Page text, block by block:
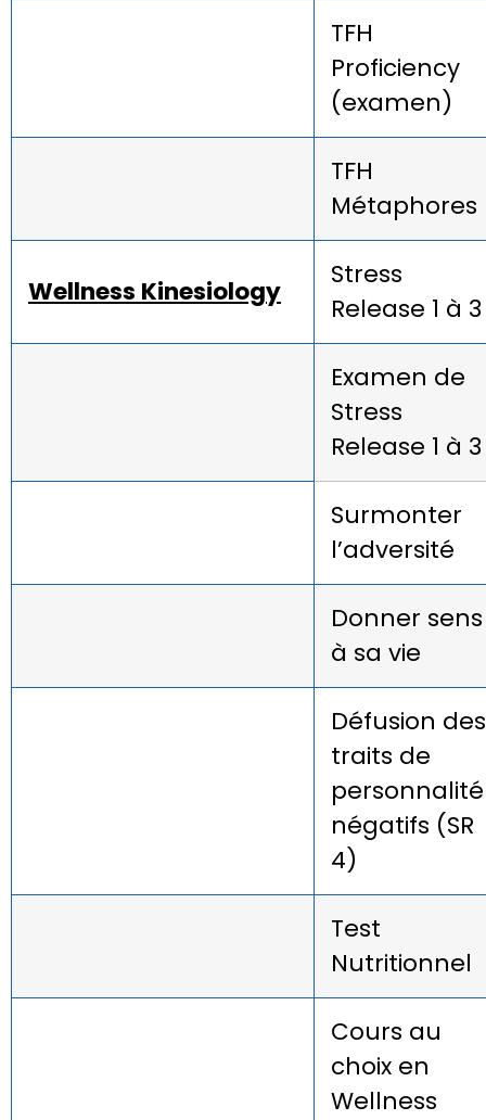
TFH
Proficiency
(examen)
TFH
Métaphores
Wellness Kinesiology
Stress
Release 1 à 3
Examen de
Stress
Release 1 à 3
Surmonter
l’adversité
Donner sens
à sa vie
Défusion des
traits de
personnalité
négatifs (SR
4)
Test
Nutritionnel
Cours au
choix en
Wellness